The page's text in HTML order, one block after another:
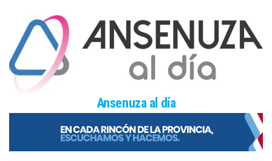
content
Ansenuza al día